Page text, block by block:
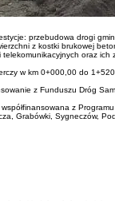
przebudowa drogi
z kostki brukowej
oraz ich
w km 0+000,00 do
z Funduszu Dróg
z
Grabówki, Sygneczów,